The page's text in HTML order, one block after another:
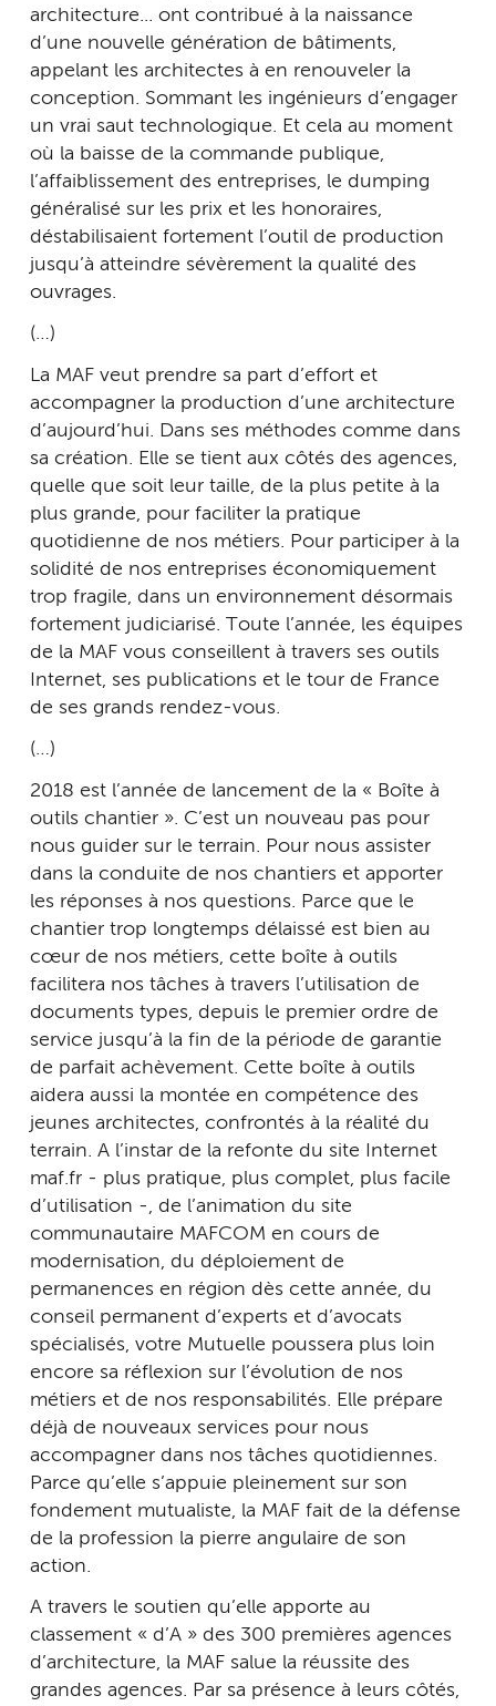
architecture... ont contribué à la naissance
d’une nouvelle génération de bâtiments,
appelant les architectes à en renouveler la
conception. Sommant les ingénieurs d’engager
un vrai saut technologique. Et cela au moment
où la baisse de la commande publique,
l’affaiblissement des entreprises, le dumping
généralisé sur les prix et les honoraires,
déstabilisaient fortement l’outil de production
jusqu’à atteindre sévèrement la qualité des
ouvrages.
(…)
La MAF veut prendre sa part d’effort et
accompagner la production d’une architecture
d’aujourd’hui. Dans ses méthodes comme dans
sa création. Elle se tient aux côtés des agences,
quelle que soit leur taille, de la plus petite à la
plus grande, pour faciliter la pratique
quotidienne de nos métiers. Pour participer à la
solidité de nos entreprises économiquement
trop fragile, dans un environnement désormais
fortement judiciarisé. Toute l’année, les équipes
de la MAF vous conseillent à travers ses outils
Internet, ses publications et le tour de France
de ses grands rendez-vous.
(…)
2018 est l’année de lancement de la « Boîte à
outils chantier ». C’est un nouveau pas pour
nous guider sur le terrain. Pour nous assister
dans la conduite de nos chantiers et apporter
les réponses à nos questions. Parce que le
chantier trop longtemps délaissé est bien au
cœur de nos métiers, cette boîte à outils
facilitera nos tâches à travers l’utilisation de
documents types, depuis le premier ordre de
service jusqu’à la fin de la période de garantie
de parfait achèvement. Cette boîte à outils
aidera aussi la montée en compétence des
jeunes architectes, confrontés à la réalité du
terrain. A l’instar de la refonte du site Internet
maf.fr - plus pratique, plus complet, plus facile
d’utilisation -, de l’animation du site
communautaire MAFCOM en cours de
modernisation, du déploiement de
permanences en région dès cette année, du
conseil permanent d’experts et d’avocats
spécialisés, votre Mutuelle poussera plus loin
encore sa réflexion sur l’évolution de nos
métiers et de nos responsabilités. Elle prépare
déjà de nouveaux services pour nous
accompagner dans nos tâches quotidiennes.
Parce qu’elle s’appuie pleinement sur son
fondement mutualiste, la MAF fait de la défense
de la profession la pierre angulaire de son
action.
A travers le soutien qu’elle apporte au
classement « d’A » des 300 premières agences
d’architecture, la MAF salue la réussite des
grandes agences. Par sa présence à leurs côtés,